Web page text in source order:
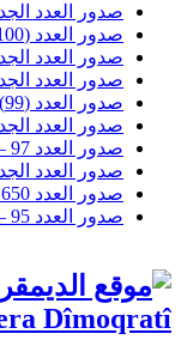
صدور العدد الجديد 655 من
صدور العدد (100) من جريدة التقدمي
صدور العدد الجديد 654 من
صدور العدد الجديد 653 من
صدور العدد (99) من جريدة التقدمي
صدور العدد الجديد 652 من
صدور العدد 97 – 98 من جريدة التقدمي
صدور العدد الجديد 651 من
صدور العدد 650 من الديمقراطي
صدور العدد 95 – 96 من جريدة التقدمي
Dîmoqratî